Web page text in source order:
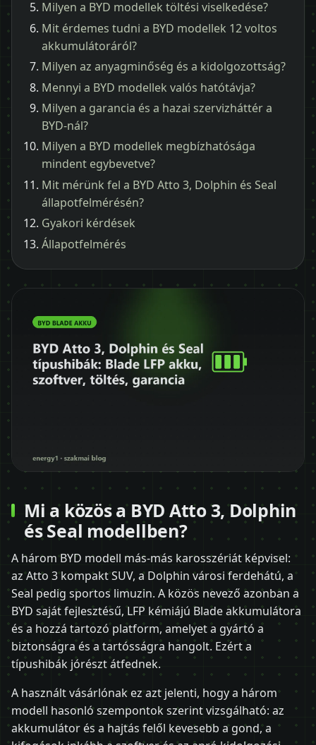
Milyen a BYD modellek töltési viselkedése?
Mit érdemes tudni a BYD modellek 12 voltos
akkumulátoráról?
Milyen az anyagminőség és a kidolgozottság?
Mennyi a BYD modellek valós hatótávja?
Milyen a garancia és a hazai szervizháttér a
BYD-nál?
Milyen a BYD modellek megbízhatósága
mindent egybevetve?
Mit mérünk fel a BYD Atto 3, Dolphin és Seal
állapotfelmérésén?
Gyakori kérdések
Állapotfelmérés
Mi a közös a BYD Atto 3, Dolphin
és Seal modellben?
A három BYD modell más-más karosszériát képvisel:
az Atto 3 kompakt SUV, a Dolphin városi ferdehátú, a
Seal pedig sportos limuzin. A közös nevező azonban a
BYD saját fejlesztésű, LFP kémiájú Blade akkumulátora
és a hozzá tartozó platform, amelyet a gyártó a
biztonságra és a tartósságra hangolt. Ezért a
típushibák jórészt átfednek.
A használt vásárlónak ez azt jelenti, hogy a három
modell hasonló szempontok szerint vizsgálható: az
akkumulátor és a hajtás felől kevesebb a gond, a